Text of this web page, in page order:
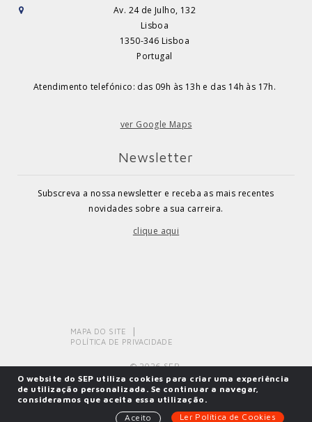
Av. 24 de Julho, 132
Lisboa
1350-346 Lisboa
Portugal
Atendimento telefónico: das 09h às 13h e das 14h às 17h.
ver Google Maps
Newsletter
Subscreva a nossa newsletter e receba as mais recentes
novidades sobre a sua carreira.
clique aqui
MAPA DO SITE
POLÍTICA DE PRIVACIDADE
© 2026 SEP.
Powered bySOLOS
O website do SEP utiliza cookies para criar uma experiência
de utilização personalizada. Se continuar a navegar,
consideramos que aceita essa utilização.
Ler Política de Cookies
Aceito